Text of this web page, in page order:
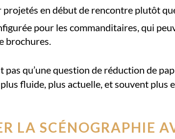
en début de rencontre plutôt
pour les commanditaires, qui
brochures.
pas qu’une question de réduction de
plus fluide, plus actuelle, et souvent plus
LA SCÉNOGRAPHIE